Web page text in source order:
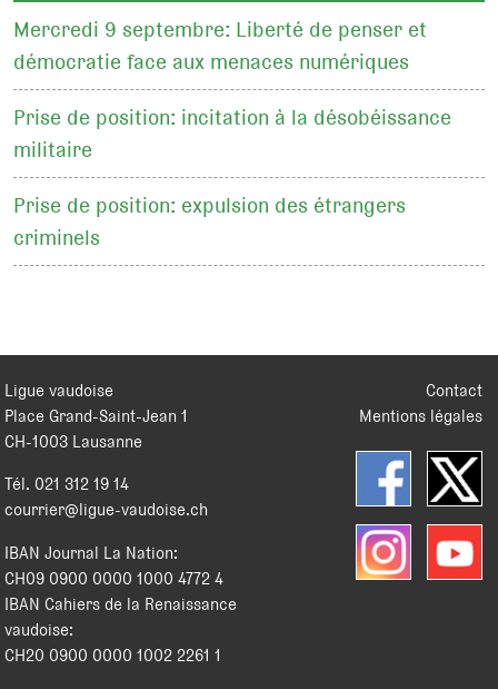
Mercredi 9 septembre: Liberté de penser et
démocratie face aux menaces numériques
Prise de position: incitation à la désobéissance
militaire
Prise de position: expulsion des étrangers
criminels
Contact
Mentions légales
Ligue vaudoise
Place Grand-Saint-Jean 1
CH-1003 Lausanne
Tél. 021 312 19 14
courrier@ligue-vaudoise.ch
IBAN Journal La Nation:
CH09 0900 0000 1000 4772 4
IBAN Cahiers de la Renaissance
vaudoise:
CH20 0900 0000 1002 2261 1